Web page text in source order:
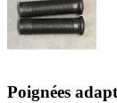
Poignées